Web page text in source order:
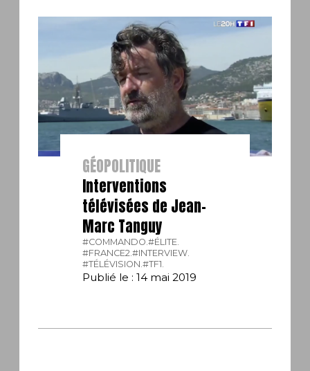
GÉOPOLITIQUE
Interventions
télévisées de Jean-
Marc Tanguy
#COMMANDO.#ÉLITE.
#FRANCE2.#INTERVIEW.
#TÉLÉVISION.#TF1.
Publié le : 14 mai 2019